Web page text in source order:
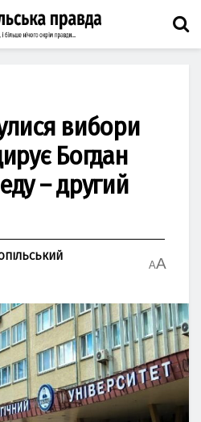
вибори
Богдан
– другий
AA